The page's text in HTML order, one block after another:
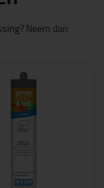
Neem dan